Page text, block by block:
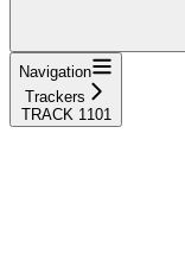
Navigation
Trackers
TRACK 1101